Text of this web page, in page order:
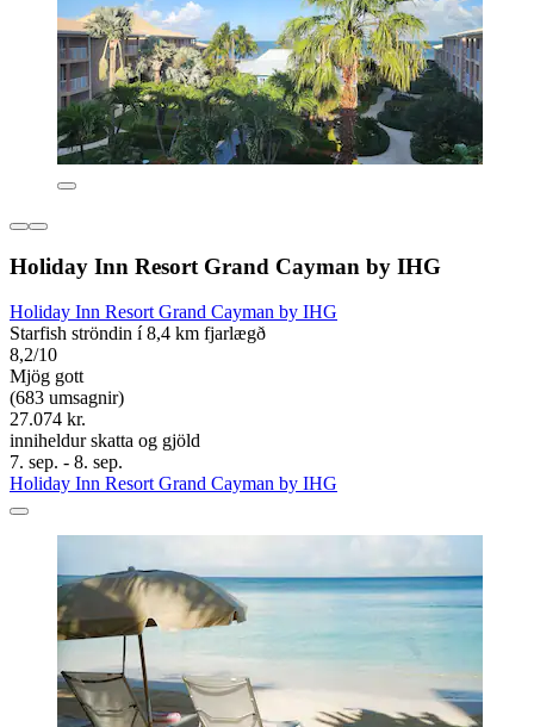
Holiday Inn Resort Grand Cayman by IHG
Holiday Inn Resort Grand Cayman by IHG
Starfish ströndin í 8,4 km fjarlægð
8,2/10
Mjög gott
(683 umsagnir)
27.074 kr.
inniheldur skatta og gjöld
7. sep. - 8. sep.
Holiday Inn Resort Grand Cayman by IHG